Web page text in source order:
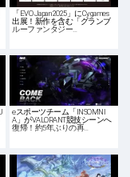
「EVO Japan 2025」にCygames
出展！新作を含む「グランブ
eスポーツチーム「INSOMNI
A」がVALORANT競技シーンへ